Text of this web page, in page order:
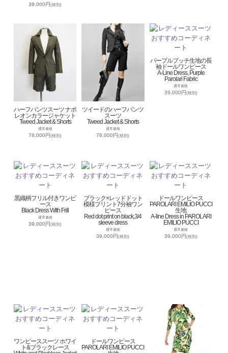
39,000円(税別)
ハーフパンツスーツ ナポ
レオンカラージャケット
Tweed Jacket & Shorts
通常価格
78,000円(税別)
ツイードのハーフパンツ
スーツ
Tweed Jacket & Shorts
通常価格
78,000円(税別)
パープルプッチ生地の長
袖ドールワンピース
A-Line Dress, Purple
Parolari Fabric
通常価格
39,000円(税別)
黒織柄フリル付きワンピ
ース
Black Dress With Frill
通常価格
39,000円(税別)
ブラック×レッドドット
模様プリント7分袖ワン
ピース
Red dot print on black,3/4
sleeve dress
通常価格
39,000円(税別)
ドールワンピース
PAROLARI EMILIO PUCCI
生地
A-line Dress in PAROLARI
EMILIO PUCCI
通常価格
39,000円(税別)
ワンピーススーツ ホワイ
ト&ブラックレース
ドールワンピース
PAROLARI EMILIO PUCCI